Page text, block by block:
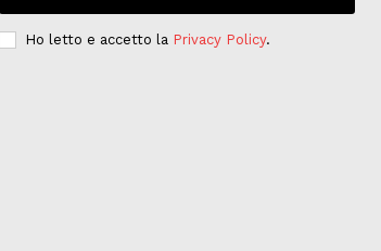
Ho letto e accetto la Privacy Policy.